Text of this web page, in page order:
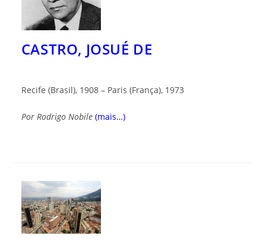
CASTRO, JOSUÉ DE
Recife (Brasil), 1908 – Paris (França), 1973
Por Rodrigo Nobile (mais…)